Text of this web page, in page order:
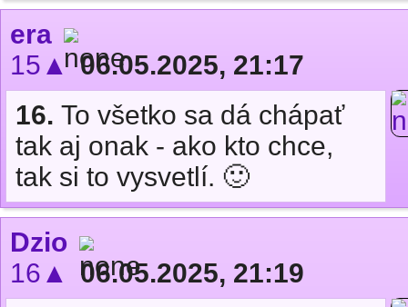
era
15▲ 06.05.2025, 21:17
16. To všetko sa dá chápať
tak aj onak - ako kto chce,
tak si to vysvetlí. 🙂
Dzio
16▲
06.05.2025, 21:19